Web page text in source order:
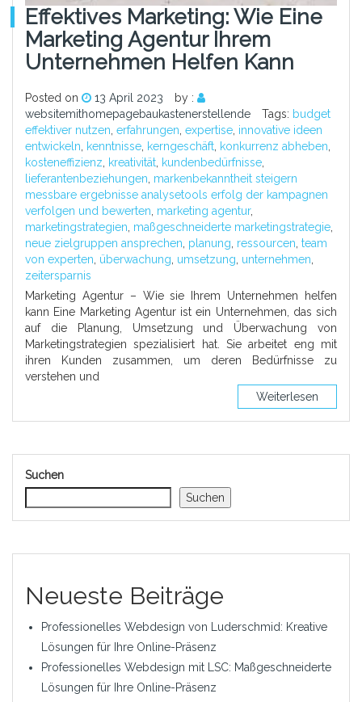
Effektives Marketing: Wie Eine
Marketing Agentur Ihrem
Unternehmen Helfen Kann
Posted on 13 April 2023
by :
websitemithomepagebaukastenerstellende
Tags: budget
effektiver nutzen erfahrungen expertise innovative ideen
entwickeln
kenntnisse kerngeschäft konkurrenz abheben
kosteneffizienz
kreativität kundenbedürfnisse
lieferantenbeziehungen markenbekanntheit steigern
messbare ergebnisse analysetools erfolg der kampagnen
verfolgen und bewerten marketing agentur,
marketingstrategien maßgeschneiderte marketingstrategie
neue zielgruppen ansprechen planung ressourcen team
von experten überwachung umsetzung unternehmen
zeitersparnis
Marketing Agentur – Wie sie Ihrem Unternehmen helfen
kann Eine Marketing Agentur ist ein Unternehmen, das sich
auf die Planung, Umsetzung und Überwachung von
Marketingstrategien spezialisiert hat. Sie arbeitet eng mit
ihren Kunden zusammen, um deren Bedürfnisse zu
verstehen und
Weiterlesen
Suchen
Suchen
Neueste Beiträge
Professionelles Webdesign von Luderschmid: Kreative
Lösungen für Ihre Online-Präsenz
Professionelles Webdesign mit LSC: Maßgeschneiderte
Lösungen für Ihre Online-Präsenz